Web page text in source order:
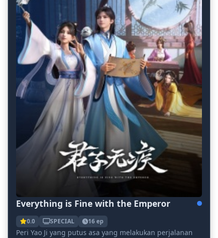
Everything is Fine with the Emperor
0.0 SPECIAL 16 ep
Peri Yao Ji yang putus asa yang melakukan perjalanan